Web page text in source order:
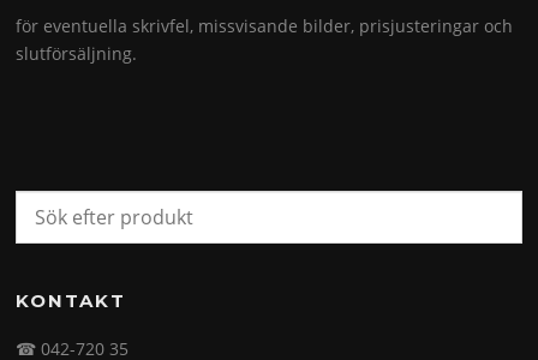
för eventuella skrivfel, missvisande bilder, prisjusteringar och
slutförsäljning.
KONTAKT
☎ 042-720 35